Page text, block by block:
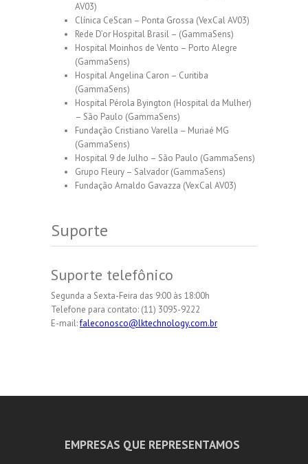
AV03)
Clínica CeScan – Ponta Grossa (VexCal AV03)
Rede D’or Hospital Brasil – (GammaSens)
Hospital Moinhos de Vento – Porto Alegre
(GammaSens)
Hospital Angelina Caron – Curitiba
(GammaSens)
Hospital Pérola Byington (Hospital da Mulher)
– São Paulo (GammaSens)
Fundação Cristiano Varella – Muriaé MG
(GammaSens)
Hospital 9 de Julho – São Paulo (GammaSens)
Grupo Fleury – Salvador (GammaSens)
Fundação Arnaldo Gavazza (VexCal AV03)
Suporte
Suporte telefônico
Segunda a Sexta-Feira das 9:00 às 18:00h
Telefone para contato: (11) 3095-9222
E-mail:faleconosco@lktechnology.com.br
EMPRESAS QUE REPRESENTAMOS